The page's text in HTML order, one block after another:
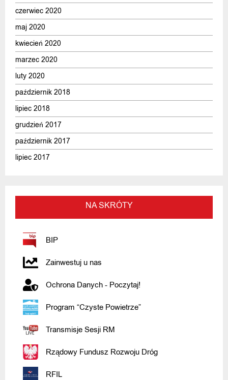
czerwiec 2020
maj 2020
kwiecień 2020
marzec 2020
luty 2020
październik 2018
lipiec 2018
grudzień 2017
październik 2017
lipiec 2017
NA SKRÓTY
BIP
Zainwestuj u nas
Ochrona Danych - Poczytaj!
Program “Czyste Powietrze”
Transmisje Sesji RM
Rządowy Fundusz Rozwoju Dróg
RFIL